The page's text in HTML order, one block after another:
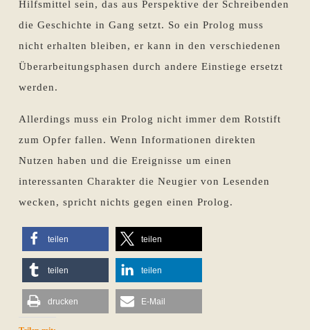
Hilfsmittel sein, das aus Perspektive der Schreibenden
die Geschichte in Gang setzt. So ein Prolog muss
nicht erhalten bleiben, er kann in den verschiedenen
Überarbeitungsphasen durch andere Einstiege ersetzt
werden.
Allerdings muss ein Prolog nicht immer dem Rotstift
zum Opfer fallen. Wenn Informationen direkten
Nutzen haben und die Ereignisse um einen
interessanten Charakter die Neugier von Lesenden
wecken, spricht nichts gegen einen Prolog.
teilen teilen
teilen teilen
drucken E-Mail